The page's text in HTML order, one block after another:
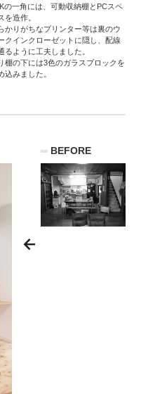
の一角には、可動収納棚とPCスペ
を造作。
かりがちなプリンター等は裏のウ
クインクローゼットに隠し、配線
るように工夫しました。
棚の下には3色のガラスブロックを
込みました。
BEFORE